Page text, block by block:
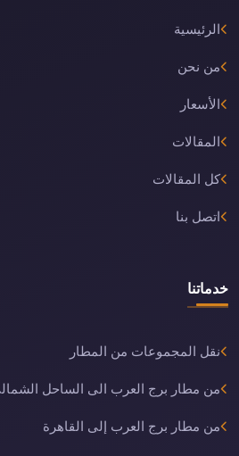
الرئيسية
من نحن
الأسعار
المقالات
كل المقالات
اتصل بنا
خدماتنا
نقل المجموعات من المطار
من مطار برج العرب الى الساحل الشمالي
من مطار برج العرب إلى القاهرة